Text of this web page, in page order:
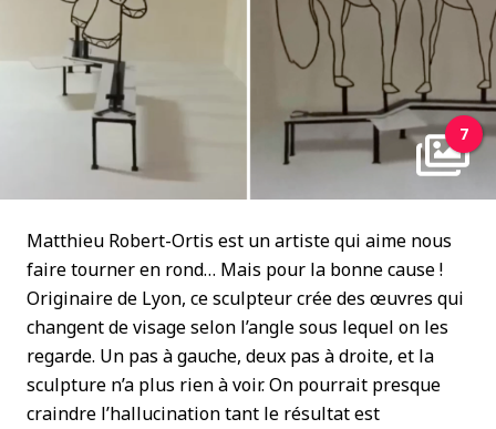
7
Matthieu Robert-Ortis est un artiste qui aime nous
faire tourner en rond… Mais pour la bonne cause !
Originaire de Lyon, ce sculpteur crée des œuvres qui
changent de visage selon l’angle sous lequel on les
regarde. Un pas à gauche, deux pas à droite, et la
sculpture n’a plus rien à voir. On pourrait presque
craindre l’hallucination tant le résultat est